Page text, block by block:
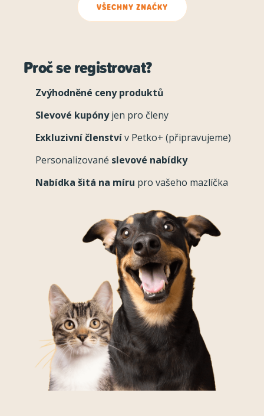
VŠECHNY ZNAČKY
Proč se registrovat?
Zvýhodněné ceny produktů
Slevové kupónyjen pro členy
Exkluzivní členstvív Petko+ (připravujeme)
Personalizované slevové nabídky
Nabídka šitá na míru pro vašeho mazlíčka